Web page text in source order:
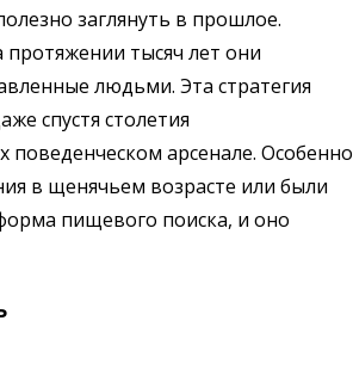
заглянуть в прошлое.
тысяч лет они
людьми. Эта стратегия
спустя столетия
поведенческом арсенале. Особенно
в щенячьем возрасте или были
пищевого поиска, и оно